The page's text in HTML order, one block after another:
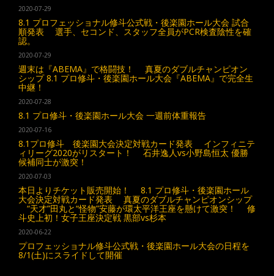
2020-07-29
8.1 プロフェッショナル修斗公式戦・後楽園ホール大会 試合
順発表 選手、セコンド、スタッフ全員がPCR検査陰性を確
認。
2020-07-29
週末は『ABEMA』で格闘技！ 真夏のダブルチャンピオン
シップ 8.1 プロ修斗・後楽園ホール大会『ABEMA』で完全生
中継！
2020-07-28
8.1 プロ修斗・後楽園ホール大会 一週前体重報告
2020-07-16
8.1プロ修斗 後楽園大会決定対戦カード発表 インフィニテ
ィリーグ2020がリスタート！ 石井逸人vs小野島恒太 優勝
候補同士が激突！
2020-07-03
本日よりチケット販売開始！ 8.1 プロ修斗・後楽園ホール
大会決定対戦カード発表 真夏のダブルチャンピオンシップ
“天才”田丸と“怪物”安藤が環太平洋王座を懸けて激突！ 修
斗史上初！女子王座決定戦 黒部vs杉本
2020-06-22
プロフェッショナル修斗公式戦・後楽園ホール大会の日程を
8/1(土)にスライドして開催